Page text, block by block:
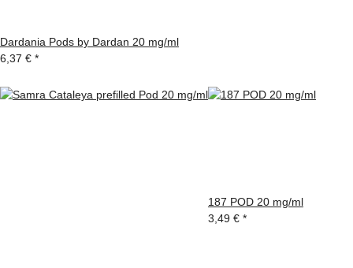
Dardania Pods by Dardan 20 mg/ml
6,37 € *
187 POD 20 mg/ml
3,49 € *